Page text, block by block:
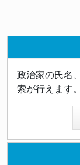
政治家の氏名
索が行えます。